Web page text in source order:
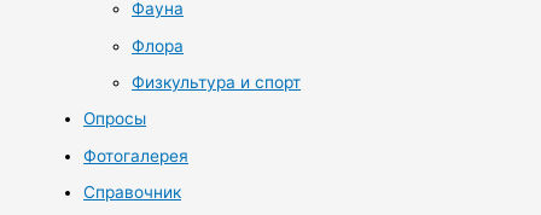
Фауна
Флора
Физкультура и спорт
Опросы
Фотогалерея
Справочник